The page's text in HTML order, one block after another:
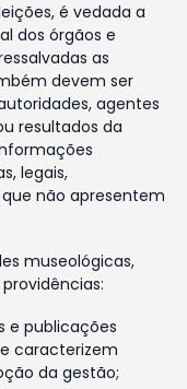
é vedada a
dos órgãos e
as
devem ser
agentes
resultados da
legais,
não apresentem
museológicas,
e publicações
caracterizem
da gestão;